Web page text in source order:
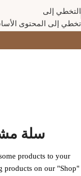
التخطي إلى
تخطي إلى المحتوى
سلة
products to your
products on our "Shop"